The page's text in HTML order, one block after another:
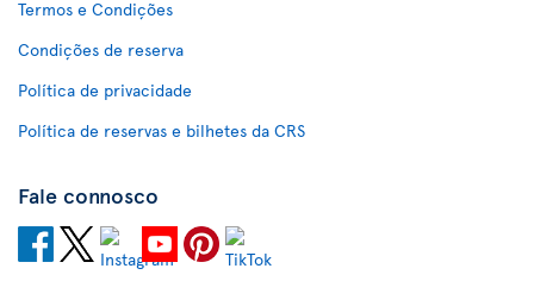
Termos e Condições
Condições de reserva
Política de privacidade
Política de reservas e bilhetes da CRS
Fale connosco